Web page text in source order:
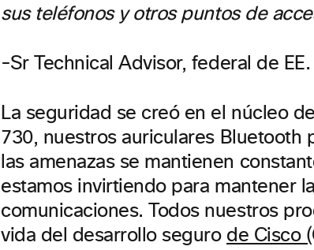
sus teléfonos y otros puntos de
-Sr Technical Advisor, federal de EE.
La seguridad se creó en el núcleo
730, nuestros auriculares Bluetooth
las amenazas se mantienen
estamos invirtiendo para mantener
comunicaciones. Todos nuestros
vida del desarrollo seguro de Cisco